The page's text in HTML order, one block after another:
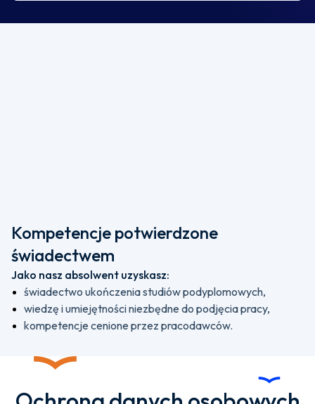
Kompetencje potwierdzone
świadectwem
Jako nasz absolwent uzyskasz:
świadectwo ukończenia studiów podyplomowych,
wiedzę i umiejętności niezbędne do podjęcia pracy,
kompetencje cenione przez pracodawców.